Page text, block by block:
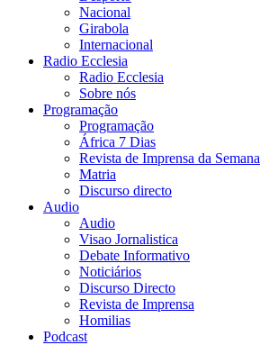
Nacional
Girabola
Internacional
Radio Ecclesia
Radio Ecclesia
Sobre nós
Programação
Programação
África 7 Dias
Revista de Imprensa da Semana
Matria
Discurso directo
Audio
Audio
Visao Jornalistica
Debate Informativo
Noticiários
Discurso Directo
Revista de Imprensa
Homilias
Podcast